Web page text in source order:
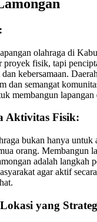
olahraga di
proyek fisik, tapi
kebersamaan.
dan semangat
membangun lapangan
Aktivitas Fisik:
bukan hanya untuk
orang. Membangun
adalah langkah
agar aktif
yang